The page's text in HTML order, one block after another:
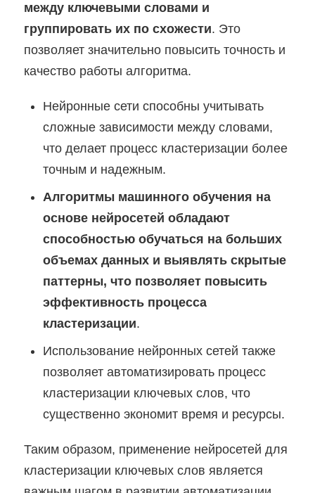
между ключевыми словами и
группировать их по схожести. Это
позволяет значительно повысить точность и
качество работы алгоритма.
Нейронные сети способны учитывать
сложные зависимости между словами,
что делает процесс кластеризации более
точным и надежным.
Алгоритмы машинного обучения на
основе нейросетей обладают
способностью обучаться на больших
объемах данных и выявлять скрытые
паттерны, что позволяет повысить
эффективность процесса
кластеризации.
Использование нейронных сетей также
позволяет автоматизировать процесс
кластеризации ключевых слов, что
существенно экономит время и ресурсы.
Таким образом, применение нейросетей для
кластеризации ключевых слов является